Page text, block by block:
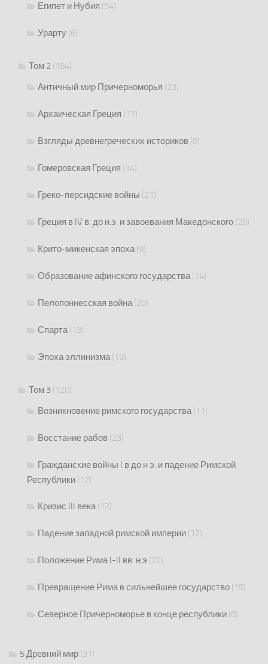
Египет и Нубия (34)
Урарту (6)
Том 2 (184)
Античный мир Причерноморья (23)
Архаическая Греция (17)
Взгляды древнегреческих историков (8)
Гомеровская Греция (14)
Греко-персидские войны (21)
Греция в IV в. до н.э. и завоевания Македонского (26)
Крито-микенская эпоха(9)
Образование афинского государства(14)
Пелопоннесская война(20)
Спарта(13)
Эпоха эллинизма(19)
Том 3 (120)
Возникновение римского государства(11)
Восстание рабов (23)
Гражданские войны I в до н э. и падение Римской
Республики (17)
Кризис III века(12)
Падение западной римской империи (12)
Положение Рима I-II вв. н.э (22)
Превращение Рима в сильнейшее государство (15)
Северное Причерноморье в конце республики (8)
5 Древний мир (31)